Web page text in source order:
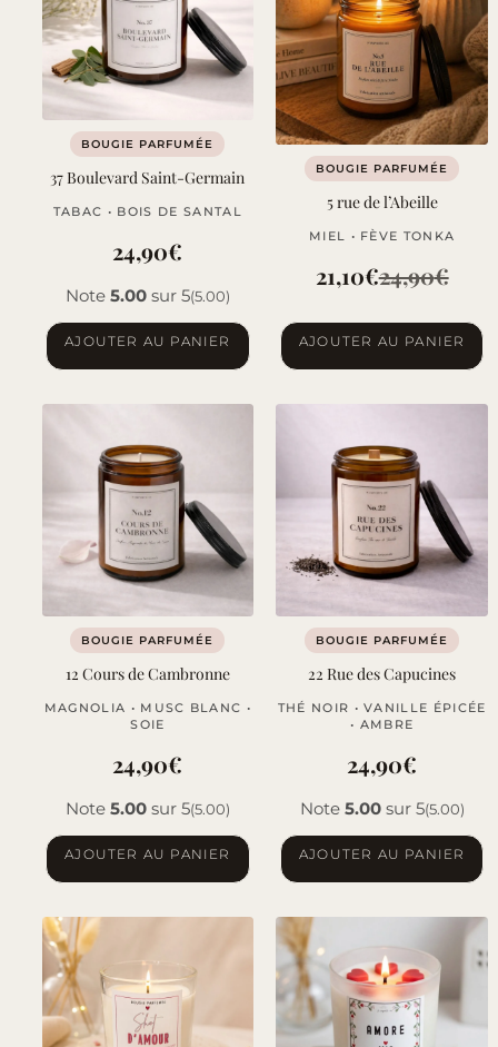
options
peuvent
être
choisies
sur
la
page
du
produit
BOUGIE PARFUMÉE
37 Boulevard Saint-Germain
TABAC • BOIS DE SANTAL
24,90€
Note 5.00sur 5(5.00)
AJOUTER AU PANIER
BOUGIE PARFUMÉE
5 rue de l’Abeille
MIEL • FÈVE TONKA
24,90€
Le
prix
initial
était :
24,90€.
21,10€
Le
prix
actuel
est :
21,10€.
AJOUTER AU PANIER
BOUGIE PARFUMÉE
12 Cours de Cambronne
MAGNOLIA • MUSC BLANC •
SOIE
24,90€
Note 5.00sur 5(5.00)
AJOUTER AU PANIER
BOUGIE PARFUMÉE
22 Rue des Capucines
THÉ NOIR • VANILLE ÉPICÉE
• AMBRE
24,90€
Note 5.00sur 5(5.00)
AJOUTER AU PANIER